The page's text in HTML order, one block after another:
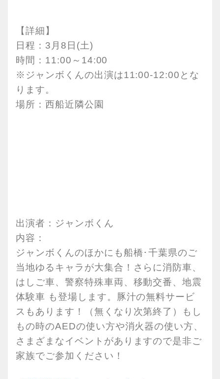
【詳細】
日程：3月8日(土)
時間：11:00～14:00
※ジャンボくんの出演は11:00-12:00とな
ります。
場所：西船近隣公園
出演者：ジャンボくん
内容：
ジャンボくんのほかにも船橋･千葉県のご
当地ゆるキャラが大集合！さらに消防車、
はしご車、警察特殊車両、移動交番、地震
体験車 も登場します。豚汁の無料サービ
スもあります！（無くなり次第終了）もし
もの時のAEDの使い方や消火器の使い方、
さまざまなイベントがありますので是非ご
家族でご参加ください！